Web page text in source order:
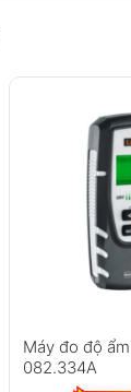
Máy đo độ
082.334A